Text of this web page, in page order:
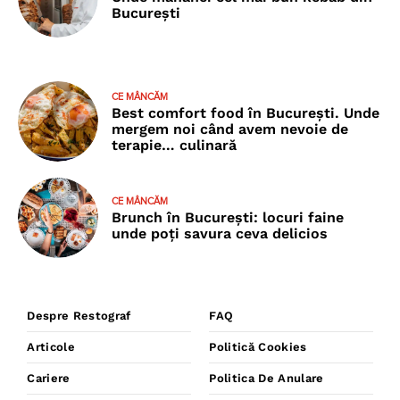
București
CE MÂNCĂM
Best comfort food în București. Unde
mergem noi când avem nevoie de
terapie… culinară
CE MÂNCĂM
Brunch în București: locuri faine
unde poţi savura ceva delicios
Despre Restograf
Articole
Cariere
FAQ
Politică Cookies
Politica De Anulare